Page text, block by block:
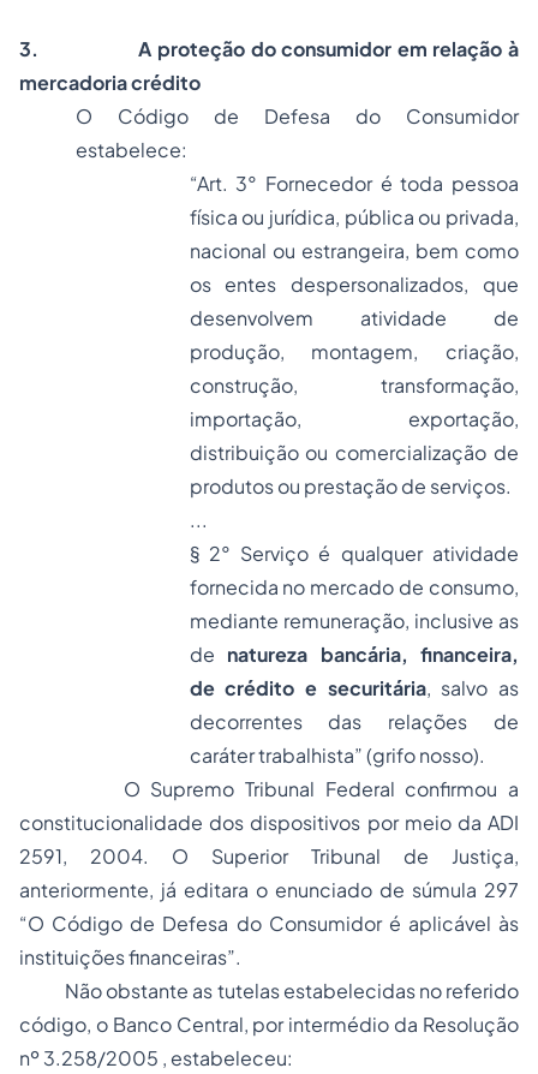
3.A proteção do consumidor em relação à
mercadoriacrédito
O Código de Defesa do Consumidor
estabelece:
“Art. 3° Fornecedor é toda pessoa
física ou jurídica, pública ou privada,
nacional ou estrangeira, bem como
os entes despersonalizados, que
desenvolvem atividade de
produção, montagem, criação,
construção, transformação,
importação, exportação,
distribuição ou comercialização de
produtos ou prestação de serviços.
...
§ 2° Serviço é qualquer atividade
fornecida no mercado de consumo,
mediante remuneração, inclusive as
de natureza bancária, financeira,
de crédito e securitária, salvo as
decorrentes das relações de
caráter trabalhista” (grifo nosso).
O Supremo Tribunal Federal confirmou a
constitucionalidade dos dispositivos por meio da ADI
2591, 2004. O Superior Tribunal de Justiça,
anteriormente, já editara o enunciado de súmula 297
“O Código de Defesa do Consumidor é aplicável às
instituições financeiras”.
Não obstante as tutelas estabelecidas no referido
código, o Banco Central, por intermédio da Resolução
nº 3.258/2005 , estabeleceu: